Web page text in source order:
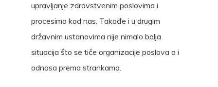
upravljanje zdravstvenim poslovima i
procesima kod nas. Takođe i u drugim
državnim ustanovima nije nimalo bolja
situacija što se tiče organizacije poslova a i
odnosa prema strankama.